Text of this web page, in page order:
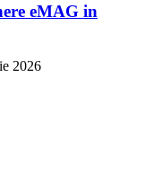
eMAG in
2026